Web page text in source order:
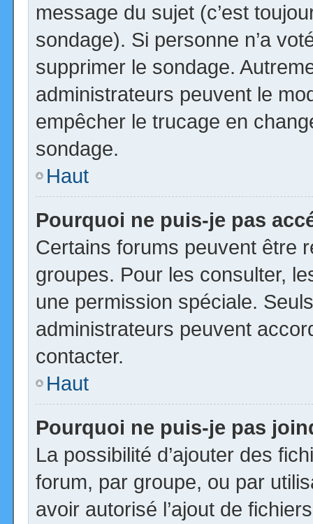
message du sujet (c’est
sondage). Si personne n’a
supprimer le sondage.
administrateurs peuvent le
empêcher le trucage en
sondage.
Haut
Pourquoi ne puis-je pas
Certains forums peuvent être
groupes. Pour les consulter,
une permission spéciale.
administrateurs peuvent
contacter.
Haut
Pourquoi ne puis-je pas
La possibilité d’ajouter des
forum, par groupe, ou par
avoir autorisé l’ajout de